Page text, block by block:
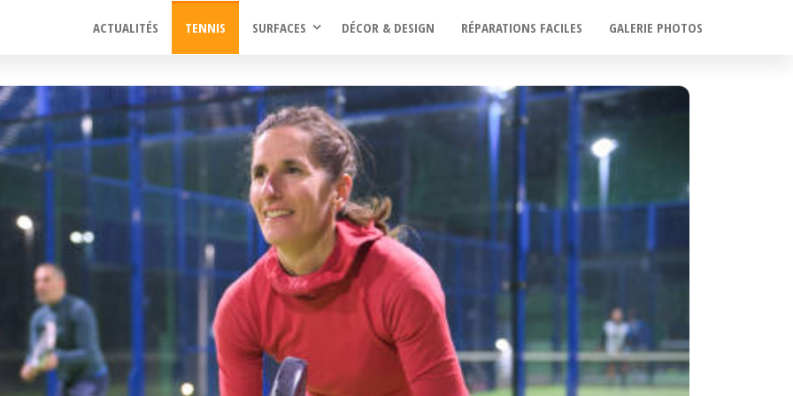
ACTUALITÉS TENNIS SURFACES DÉCOR & DESIGN RÉPARATIONS FACILES GALERIE PHOTOS